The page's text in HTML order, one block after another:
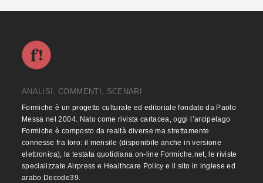
ANALISI, COMMENTI, SCENARI
Formiche è un progetto culturale ed editoriale fondato da Paolo
Messa nel 2004. Nato come rivista cartacea, oggi l’arcipelago
Formiche è composto da realtà diverse ma strettamente
connesse fra loro: il mensile (disponibile anche in versione
elettronica), la testata quotidiana on-line Formiche.net, le riviste
specializzate Airpress e Healthcare Policy e il sito in inglese ed
arabo Decode39.